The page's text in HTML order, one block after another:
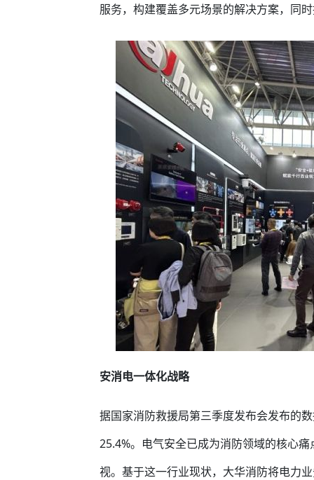
服务，构建覆盖多元场景的解决方案，同
安消电一体化战略
据国家消防救援局第三季度发布会发布的
25.4%。电气安全已成为消防领域的核心
视。基于这一行业现状，大华消防将电力